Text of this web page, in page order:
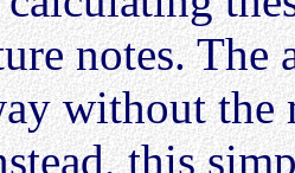
notes. The
without the
this